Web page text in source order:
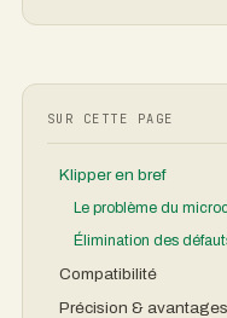
SUR CETTE PAGE
Klipper en bref
Le problème du
Élimination des
Compatibilité
Précision & avantages